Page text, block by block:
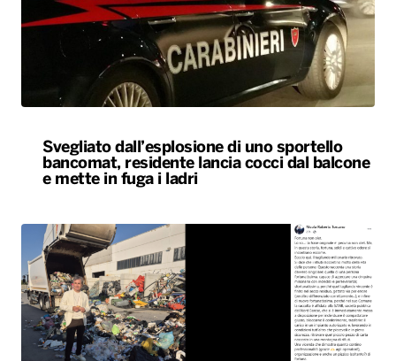
Svegliato dall’esplosione di uno sportello
bancomat, residente lancia cocci dal balcone
e mette in fuga i ladri